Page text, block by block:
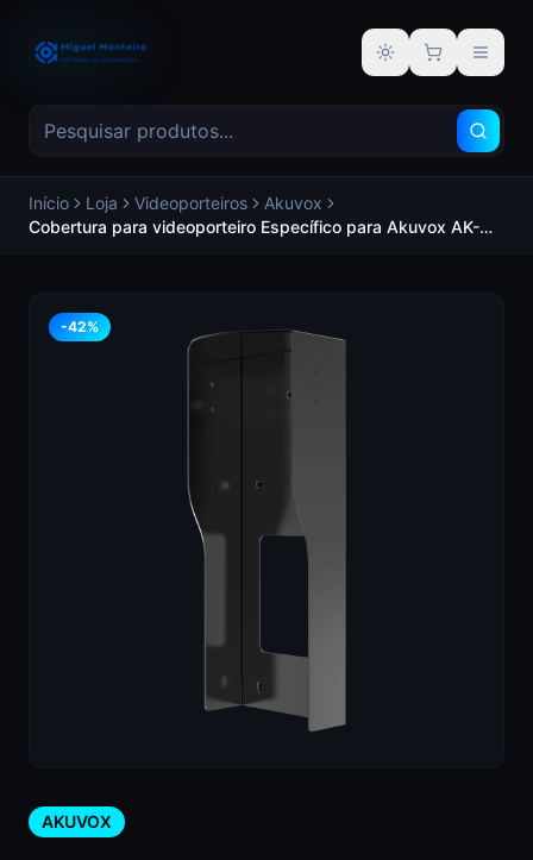
Alternar tema
Início Loja Videoporteiros
Akuvox
Cobertura para videoporteiro Específico para Akuvox AK-
-42%
AKUVOX